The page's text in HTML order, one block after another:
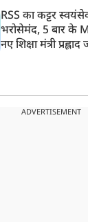
RSS का कट्टर
भरोसेमंद, 5 बार के
नए शिक्षा मंत्री प्रह्लाद
ADVERTISEMENT